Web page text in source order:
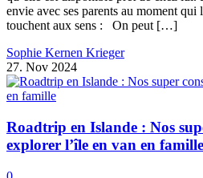
envie avec ses parents au moment
touchent aux sens : On peut […]
Sophie Kernen Krieger
27. Nov 2024
Roadtrip en Islande : Nos
explorer l’île en van en famille